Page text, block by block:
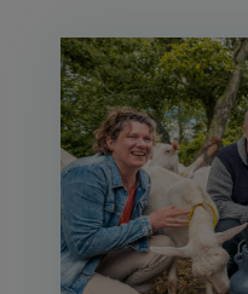
Afbeelding